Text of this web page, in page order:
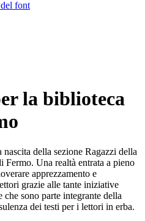
la biblioteca
nascita della sezione Ragazzi della
Una realtà entrata a pieno
apprezzamento e
grazie alle tante iniziative
che sono parte integrante della
dei testi per i lettori in erba.